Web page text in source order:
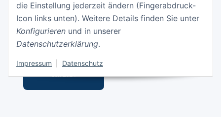
die Einstellung jederzeit ändern (Fingerabdruck-
Icon links unten). Weitere Details finden Sie unter
Konfigurieren und in unserer
Datenschutzerklärung.
Impressum Datenschutz
Gesetzliche Informationen